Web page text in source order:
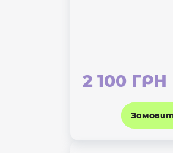
2 100 ГРН